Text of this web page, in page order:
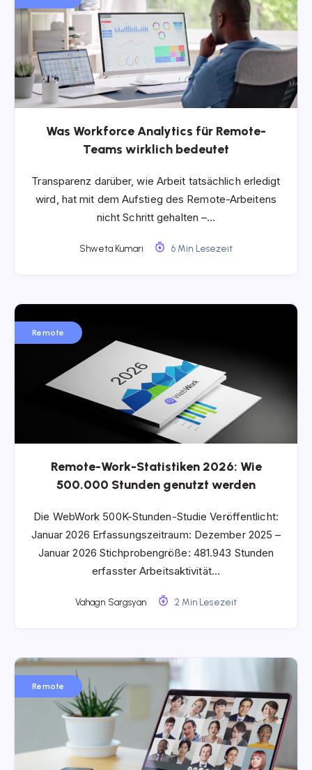
Was Workforce Analytics für Remote-
Teams wirklich bedeutet
Transparenz darüber, wie Arbeit tatsächlich erledigt
wird, hat mit dem Aufstieg des Remote-Arbeitens
nicht Schritt gehalten –…
Shweta Kumari 6 Min Lesezeit
Remote
Remote-Work-Statistiken 2026: Wie
500.000 Stunden genutzt werden
Die WebWork 500K-Stunden-Studie Veröffentlicht:
Januar 2026 Erfassungszeitraum: Dezember 2025 –
Januar 2026 Stichprobengröße: 481.943 Stunden
erfasster Arbeitsaktivität…
Vahagn Sargsyan 2 Min Lesezeit
Remote